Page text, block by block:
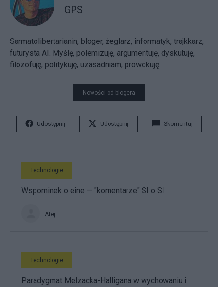
GPS
Sarmatolibertarianin, bloger, żeglarz, informatyk, trajkkarz,
futurysta AI. Myślę, polemizuję, argumentuję, dyskutuję,
filozofuję, politykuję, uzasadniam, prowokuję.
Nowości od blogera
Udostępnij Udostępnij Skomentuj
Technologie
Wspominek o eine — "komentarze" SI o SI
Atej
Technologie
Paradygmat Melzacka-Halligana w wychowaniu i